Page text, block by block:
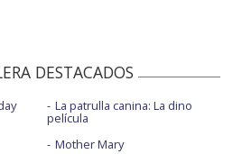
DESTACADOS
La patrulla canina: La dino
película
Mother Mary